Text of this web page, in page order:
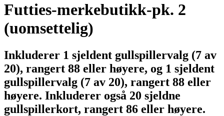
Futties-merkebutikk-pk. 2
(uomsettelig)
Inkluderer 1 sjeldent gullspillervalg (7 av
20), rangert 88 eller høyere, og 1 sjeldent
gullspillervalg (7 av 20), rangert 88 eller
høyere. Inkluderer også 20 sjeldne
gullspillerkort, rangert 86 eller høyere.